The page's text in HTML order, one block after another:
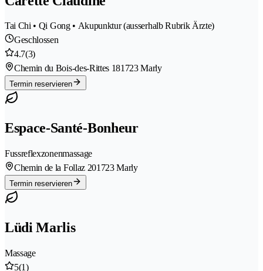
Tai Chi • Qi Gong • Akupunktur (ausserhalb Rubrik Ärzte)
Geschlossen
4.7(3)
Chemin du Bois-des-Rittes 181723 Marly
Termin reservieren
Espace-Santé-Bonheur
Fussreflexzonenmassage
Chemin de la Follaz 201723 Marly
Termin reservieren
Lüdi Marlis
Massage
5(1)